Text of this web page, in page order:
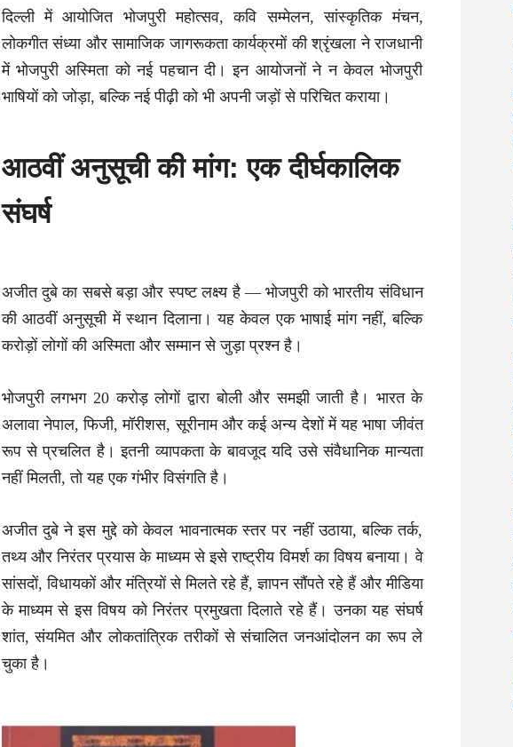
दिल्ली में आयोजित भोजपुरी महोत्सव, कवि सम्मेलन, सांस्कृतिक मंचन,
लोकगीत संध्या और सामाजिक जागरूकता कार्यक्रमों की श्रृंखला ने राजधानी
में भोजपुरी अस्मिता को नई पहचान दी। इन आयोजनों ने न केवल भोजपुरी
भाषियों को जोड़ा, बल्कि नई पीढ़ी को भी अपनी जड़ों से परिचित कराया।
आठवीं अनुसूची की मांग: एक दीर्घकालिक
संघर्ष
अजीत दुबे का सबसे बड़ा और स्पष्ट लक्ष्य है — भोजपुरी को भारतीय संविधान
की आठवीं अनुसूची में स्थान दिलाना। यह केवल एक भाषाई मांग नहीं, बल्कि
करोड़ों लोगों की अस्मिता और सम्मान से जुड़ा प्रश्न है।
भोजपुरी लगभग 20 करोड़ लोगों द्वारा बोली और समझी जाती है। भारत के
अलावा नेपाल, फिजी, मॉरीशस, सूरीनाम और कई अन्य देशों में यह भाषा जीवंत
रूप से प्रचलित है। इतनी व्यापकता के बावजूद यदि उसे संवैधानिक मान्यता
नहीं मिलती, तो यह एक गंभीर विसंगति है।
अजीत दुबे ने इस मुद्दे को केवल भावनात्मक स्तर पर नहीं उठाया, बल्कि तर्क,
तथ्य और निरंतर प्रयास के माध्यम से इसे राष्ट्रीय विमर्श का विषय बनाया। वे
सांसदों, विधायकों और मंत्रियों से मिलते रहे हैं, ज्ञापन सौंपते रहे हैं और मीडिया
के माध्यम से इस विषय को निरंतर प्रमुखता दिलाते रहे हैं। उनका यह संघर्ष
शांत, संयमित और लोकतांत्रिक तरीकों से संचालित जनआंदोलन का रूप ले
चुका है।